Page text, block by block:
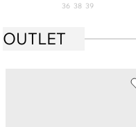
36 38 39
OUTLET